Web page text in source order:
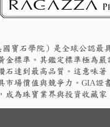
國寶石學院）是全球公認最
金標準。其鑑定標準極為
石達到最高品質。這意味
市場價值與競爭力。GIA證
成為珠寶業界與投資收藏家